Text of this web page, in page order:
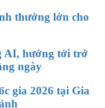
thưởng lớn cho
AI, hướng tới trở
ngày
gia 2026 tại Gia